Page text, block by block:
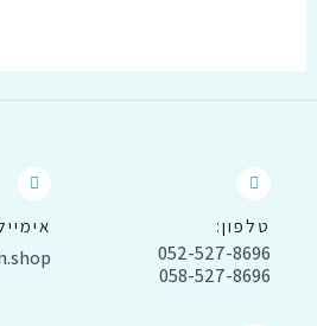
טלפון:
052-527-8696
058-527-8696